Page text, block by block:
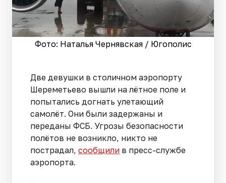
Фото: Наталья Чернявская / Югополис
Две девушки в столичном аэропорту
Шереметьево вышли на лётное поле и
попытались догнать улетающий
самолёт. Они были задержаны и
переданы ФСБ. Угрозы безопасности
полётов не возникло, никто не
пострадал, сообщили в пресс-службе
аэропорта.